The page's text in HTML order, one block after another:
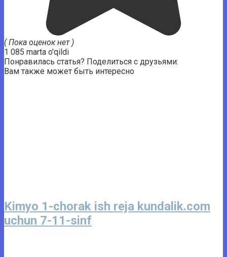
( Пока оценок нет )
1 085 marta o'qildi
Понравилась статья? Поделиться с друзьями:
Вам также может быть интересно
Kimyo 1-chorak ish reja kundalik.com
uchun 7-11-sinf